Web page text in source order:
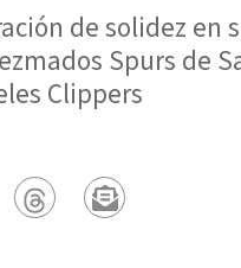
de solidez en
Spurs de
Clippers